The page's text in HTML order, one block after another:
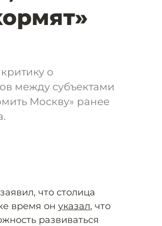
о
между субъектами
Москву» ранее
что столица
время он указал, что
развиваться